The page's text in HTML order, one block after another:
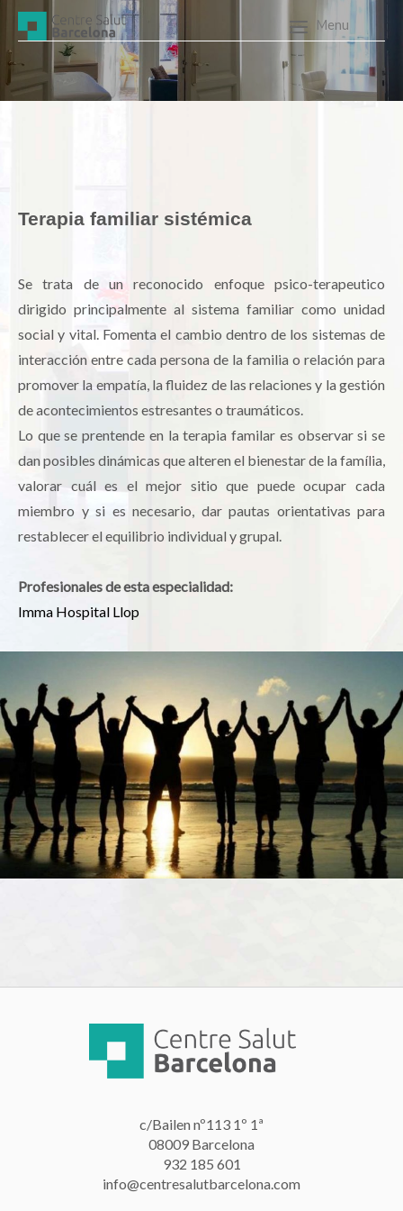
Skip
content
Menu
Terapia familiar sistémica
Se trata de un reconocido enfoque psico-terapeutico
dirigido principalmente al sistema familiar como unidad
social y vital. Fomenta el cambio dentro de los sistemas de
interacción entre cada persona de la familia o relación para
promover la empatía, la fluidez de las relaciones y la gestión
de acontecimientos estresantes o traumáticos.
Lo que se prentende en la terapia familar es observar si se
dan posibles dinámicas que alteren el bienestar de la família,
valorar cuál es el mejor sitio que puede ocupar cada
miembro y si es necesario, dar pautas orientativas para
restablecer el equilibrio individual y grupal.
Profesionales de esta especialidad:
Imma Hospital Llop
c/Bailen nº113 1º 1ª
08009 Barcelona
932 185 601
info@centresalutbarcelona.com